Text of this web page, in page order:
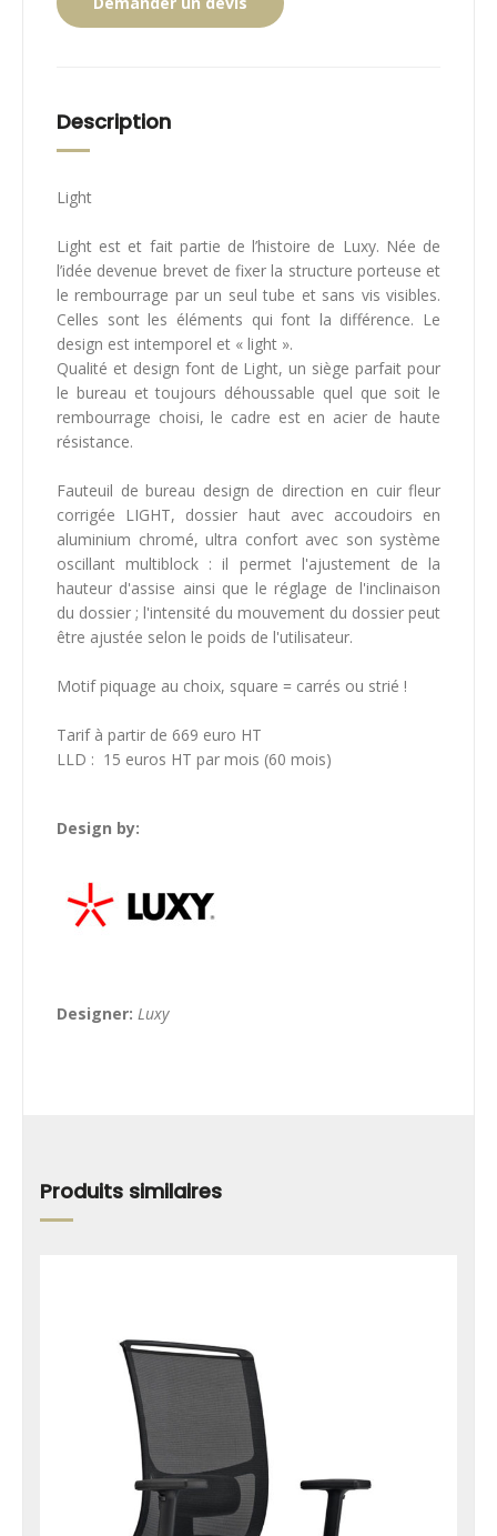
Description
Light
Light est et fait partie de l’histoire de Luxy. Née de
l’idée devenue brevet de fixer la structure porteuse et
le rembourrage par un seul tube et sans vis visibles.
Celles sont les éléments qui font la différence. Le
design est intemporel et « light ».
Qualité et design font de Light, un siège parfait pour
le bureau et toujours déhoussable quel que soit le
rembourrage choisi, le cadre est en acier de haute
résistance.
Fauteuil de bureau design de direction en cuir fleur
corrigée LIGHT, dossier haut avec accoudoirs en
aluminium chromé, ultra confort avec son système
oscillant multiblock : il permet l'ajustement de la
hauteur d'assise ainsi que le réglage de l'inclinaison
du dossier ; l'intensité du mouvement du dossier peut
être ajustée selon le poids de l'utilisateur.
Motif piquage au choix, square = carrés ou strié !
Tarif à partir de 669 euro HT
LLD : 15 euros HT par mois (60 mois)
Design by:
Designer: Luxy
Produits similaires